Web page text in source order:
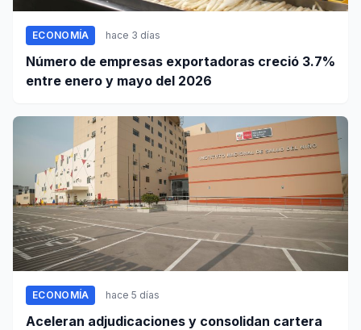
ECONOMÍA hace 3 días
Número de empresas exportadoras creció 3.7%
entre enero y mayo del 2026
ECONOMÍA hace 5 días
Aceleran adjudicaciones y consolidan cartera